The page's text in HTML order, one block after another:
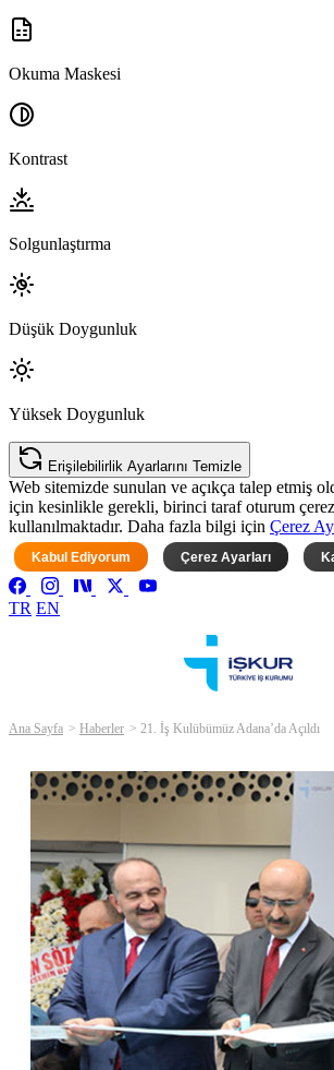
Okuma Maskesi
Kontrast
Solgunlaştırma
Düşük Doygunluk
Yüksek Doygunluk
Erişilebilirlik Ayarlarını Temizle
Web sitemizde sunulan ve açıkça talep etmiş
için kesinlikle gerekli, birinci taraf oturum
kullanılmaktadır. Daha fazla bilgi için Çerez
Kabul Ediyorum Çerez Ayarları
TR EN
Ana Sayfa Haberler 21. İş Kulübümüz Adana’da Açıldı